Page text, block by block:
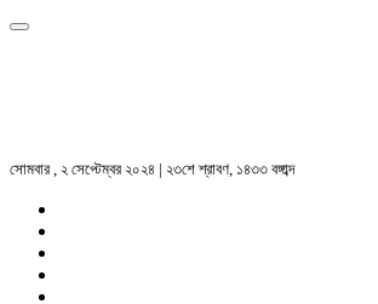
সোমবার , ২ সেপ্টেম্বর ২০২৪ | ২৩শে শ্রাবণ, ১৪৩৩ বঙ্গাব্দ